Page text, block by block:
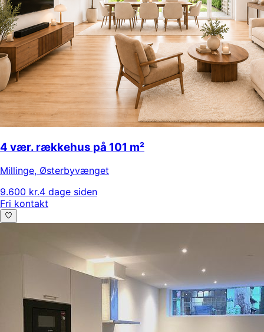
4 vær. rækkehus på 101 m²
Millinge, Østerbyvænget
9.600 kr.4 dage siden
Fri kontakt